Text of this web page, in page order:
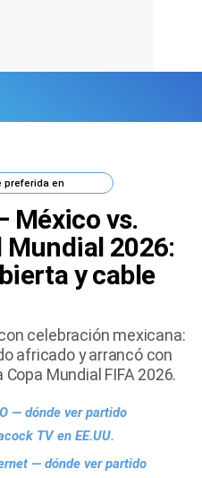
preferida en
México vs.
2026:
y cable
celebración mexicana:
africado y arrancó con
Mundial FIFA 2026.
— dónde ver partido
TV en EE.UU.
— dónde ver partido